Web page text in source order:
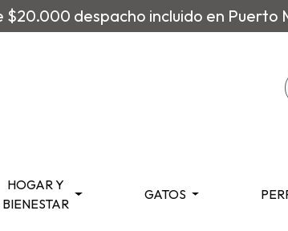
$20.000 despacho incluido en Puerto
HOGAR Y
BIENESTAR
GATOS